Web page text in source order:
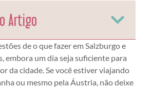
Artigo
de o que fazer em Salzburgo e
embora um dia seja suficiente para
da cidade. Se você estiver viajando
ou mesmo pela Áustria, não deixe